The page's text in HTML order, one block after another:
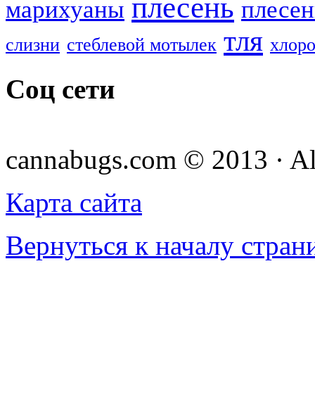
марихуаны плесень
слизни стеблевой мотылек тля
Соц сети
cannabugs.com © 2013 ·
Карта сайта
Вернуться к началу